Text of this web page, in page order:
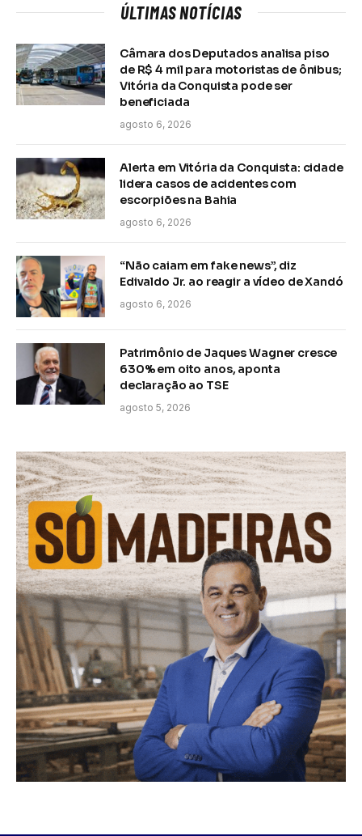
ÚLTIMAS NOTÍCIAS
Câmara dos Deputados analisa piso
de R$ 4 mil para motoristas de ônibus;
Vitória da Conquista pode ser
beneficiada
agosto 6, 2026
Alerta em Vitória da Conquista: cidade
lidera casos de acidentes com
escorpiões na Bahia
agosto 6, 2026
“Não caiam em fake news”, diz
Edivaldo Jr. ao reagir a vídeo de Xandó
agosto 6, 2026
Patrimônio de Jaques Wagner cresce
630% em oito anos, aponta
declaração ao TSE
agosto 5, 2026